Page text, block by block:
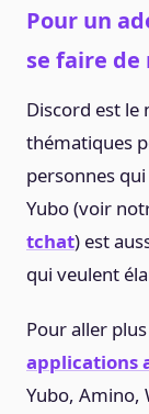
Pour un
se faire de
Discord est le
thématiques
personnes
Yubo (voir
tchat) est
qui veulent
Pour aller
applications
Yubo, Amino,